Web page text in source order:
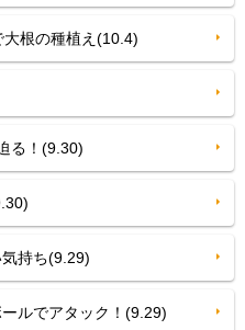
根の種植え(10.4)
る！(9.30)
持ち(9.29)
ルでアタック！(9.29)